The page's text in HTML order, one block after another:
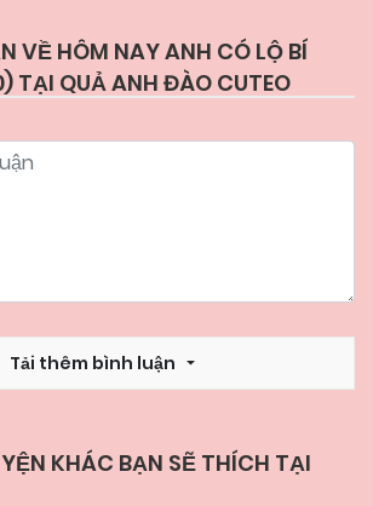
VỀ HÔM NAY ANH CÓ LỘ BÍ
) TẠI QUẢ ANH ĐÀO CUTEO
Tải thêm bình luận
KHÁC BẠN SẼ THÍCH TẠI